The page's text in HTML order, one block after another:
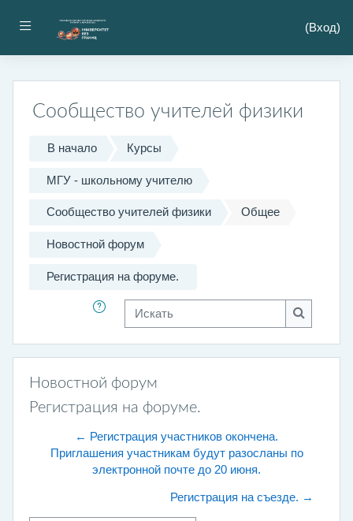
Боковая панель (Вход)
Сообщество учителей физики
В начало Курсы
МГУ - школьному учителю
Сообщество учителей физики Общее
Новостной форум
Регистрация на форуме.
Искать
Искать
Новостной форум
Регистрация на форуме.
← Регистрация участников окончена.
Приглашения участникам будут разосланы по
электронной почте до 20 июня.
Регистрация на съезде. →